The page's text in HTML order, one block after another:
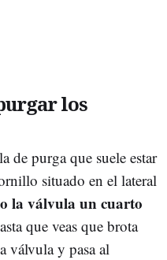
los
de purga que suele estar
situado en el lateral
la válvula un cuarto
que veas que brota
válvula y pasa al